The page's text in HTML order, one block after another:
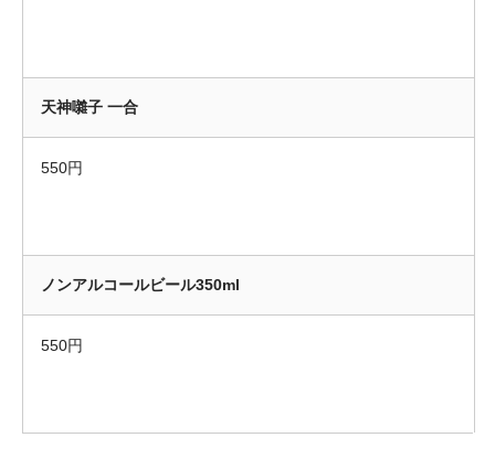
天神囃子 一合
550円
ノンアルコールビール350ml
550円